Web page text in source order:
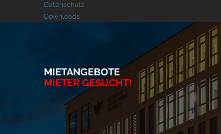
Datenschutz
Downloads
MIETANGEBOTE
MIETER GESUCHT!